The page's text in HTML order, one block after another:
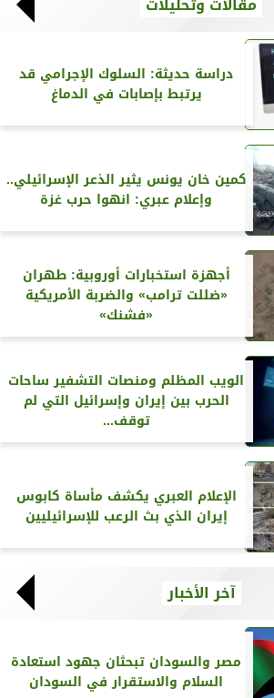
دراسة حديثة: السلوك الإجرامي قد
يرتبط بإصابات في الدماغ
كمين خان يونس يثير الذعر الإسرائيلي..
وإعلام عبري: انهوا حرب غزة
أجهزة استخبارات أوروبية: طهران
«ضللت ترامب» والضربة الأمريكية
«فشنك»
الويب المظلم ومنصات التشفير ساحات
الحرب بين إيران وإسرائيل التي لم
توقف...
الإعلام العبري يكشف مأساة كابوس
إيران الذي بث الرعب للإسرائيليين
آخر الأخبار
مصر والسودان تبحثان جهود استعادة
السلام والاستقرار في السودان